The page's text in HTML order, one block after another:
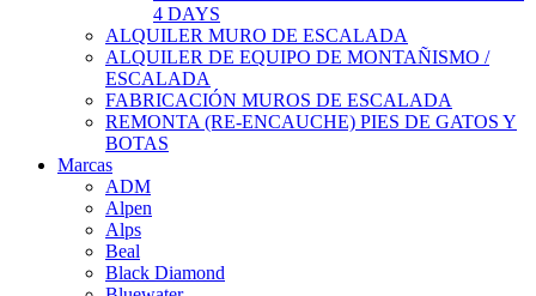
4 DAYS
ALQUILER MURO DE ESCALADA
ALQUILER DE EQUIPO DE MONTAÑISMO /
ESCALADA
FABRICACIÓN MUROS DE ESCALADA
REMONTA (RE-ENCAUCHE) PIES DE GATOS Y
BOTAS
Marcas
ADM
Alpen
Alps
Beal
Black Diamond